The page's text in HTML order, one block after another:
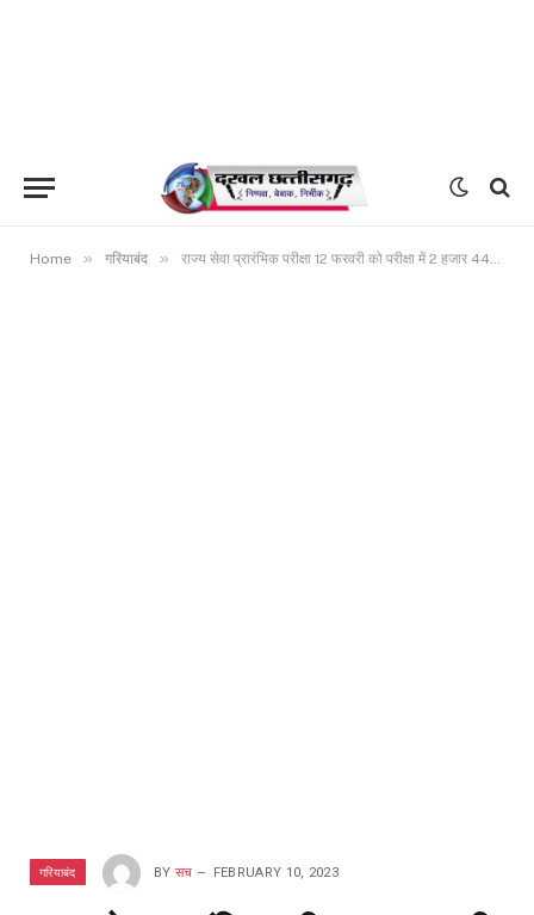
Home » गरियाबंद » राज्य सेवा प्रारंभिक परीक्षा 12 फरवरी को परीक्षा में 2 हजार 448 परीक्षार्थी सम्मिलित होंगे
गरियाबंद BY सच FEBRUARY 10, 2023